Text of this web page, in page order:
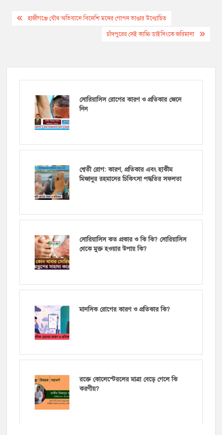
Postহাজীগঞ্জে যৌথ অভিযানে বিদেশি মদের গোপন ভাণ্ডার উন্মোচিত
চাঁদপুরের সেই কাচ্চি ডাইনিংকে জরিমানা
সোরিয়াসিস রোগের কারণ ও প্রতিকার জেনে
নিন
শ্বেতী রোগ: কারণ, প্রতিকার এবং হাকীম
মিজানুর রহমানের চিকিৎসা পদ্ধতির সফলতা
সোরিয়াসিস কত প্রকার ও কি কি? সোরিয়াসিস
থেকে মুক্ত হওয়ার উপায় কি?
মানসিক রোগের কারণ ও প্রতিকার কি?
রক্তে কোলেস্টেরলের মাত্রা বেড়ে গেলে কি
করণীয়?